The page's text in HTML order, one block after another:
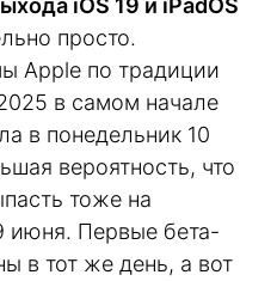
iOS 19 и iPadOS
просто.
Apple по традиции
в самом начале
в понедельник 10
вероятность, что
тоже на
июня. Первые бета-
в тот же день, а вот